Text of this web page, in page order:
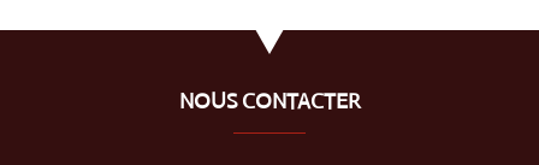
NOUS CONTACTER